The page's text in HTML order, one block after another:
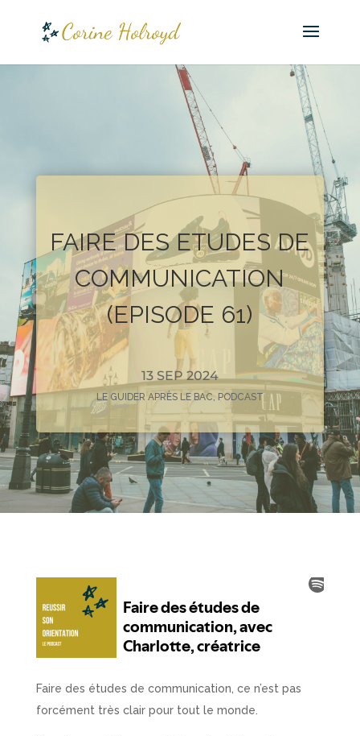
FAIRE DES ETUDES DE
COMMUNICATION
(EPISODE 61)
13 SEP 2024
LE GUIDER APRÈS LE BAC, PODCAST
Faire des études de communication, ce n’est pas
forcément très clair pour tout le monde.